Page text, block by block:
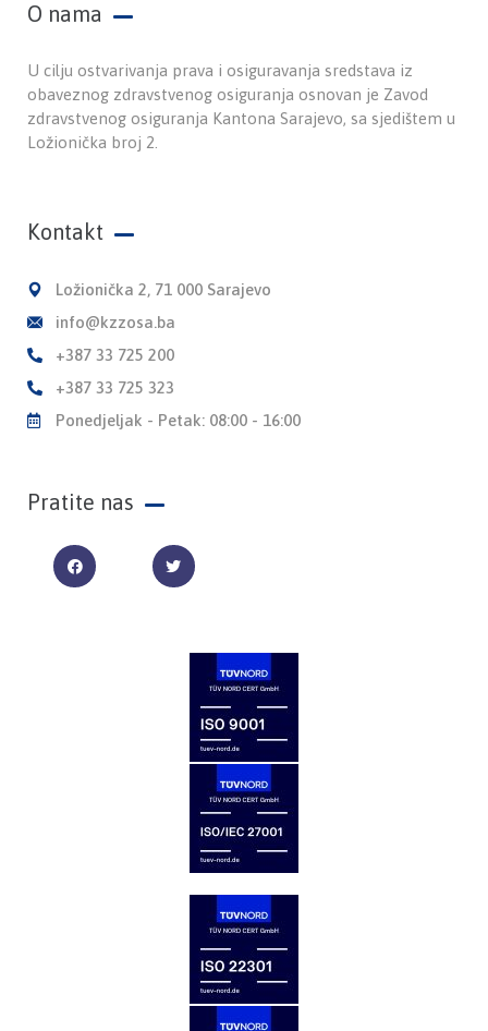
O nama
U cilju ostvarivanja prava i osiguravanja sredstava iz
obaveznog zdravstvenog osiguranja osnovan je Zavod
zdravstvenog osiguranja Kantona Sarajevo, sa sjedištem u
Ložionička broj 2.
Kontakt
Ložionička 2, 71 000 Sarajevo
info@kzzosa.ba
+387 33 725 200
+387 33 725 323
Ponedjeljak - Petak: 08:00 - 16:00
Pratite nas